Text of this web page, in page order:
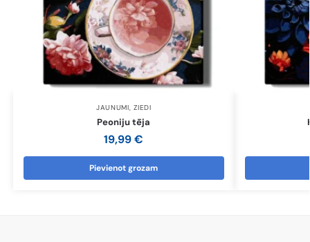
JAUNUMI,ZIEDI
Peoniju tēja
19,99€
Pievienot grozam